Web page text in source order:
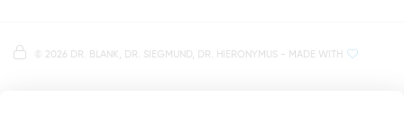
© 2026 DR. BLANK, DR. SIEGMUND, DR. HIERONYMUS - MADE WITH